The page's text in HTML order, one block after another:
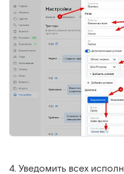
4. Уведомить всех